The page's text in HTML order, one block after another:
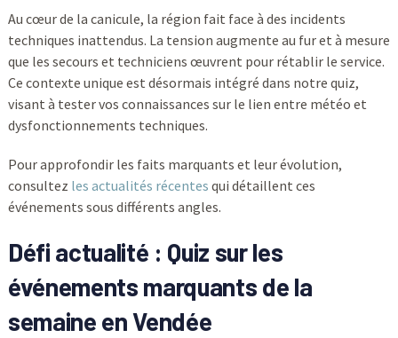
Au cœur de la canicule, la région fait face à des incidents
techniques inattendus. La tension augmente au fur et à mesure
que les secours et techniciens œuvrent pour rétablir le service.
Ce contexte unique est désormais intégré dans notre quiz,
visant à tester vos connaissances sur le lien entre météo et
dysfonctionnements techniques.
Pour approfondir les faits marquants et leur évolution,
consultez les actualités récentes qui détaillent ces
événements sous différents angles.
Défi actualité : Quiz sur les
événements marquants de la
semaine en Vendée